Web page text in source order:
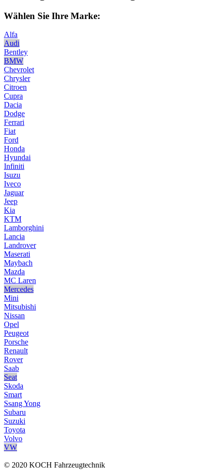
Wählen Sie Ihre Marke:
Alfa
Audi
Bentley
BMW
Chevrolet
Chrysler
Citroen
Cupra
Dacia
Dodge
Ferrari
Fiat
Ford
Honda
Hyundai
Infiniti
Isuzu
Iveco
Jaguar
Jeep
Kia
KTM
Lamborghini
Lancia
Landrover
Maserati
Maybach
Mazda
MC Laren
Mercedes
Mini
Mitsubishi
Nissan
Opel
Peugeot
Porsche
Renault
Rover
Saab
Seat
Skoda
Smart
Ssang Yong
Subaru
Suzuki
Toyota
Volvo
VW
© 2020 KOCH Fahrzeugtechnik